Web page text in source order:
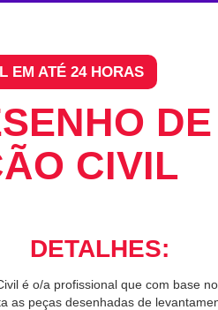
EM ATÉ 24 HORAS
DE
CIVIL
DETALHES:
é o/a profissional que com base
as peças desenhadas de